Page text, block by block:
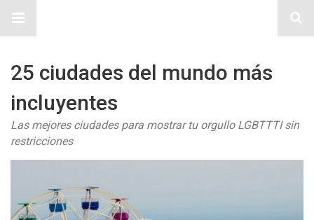
25 ciudades del mundo más
incluyentes
Las mejores ciudades para mostrar tu orgullo LGBTTTI sin
restricciones